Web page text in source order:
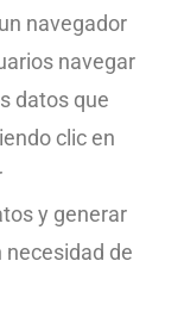
navegador
navegar
datos que
clic en
y generar
de